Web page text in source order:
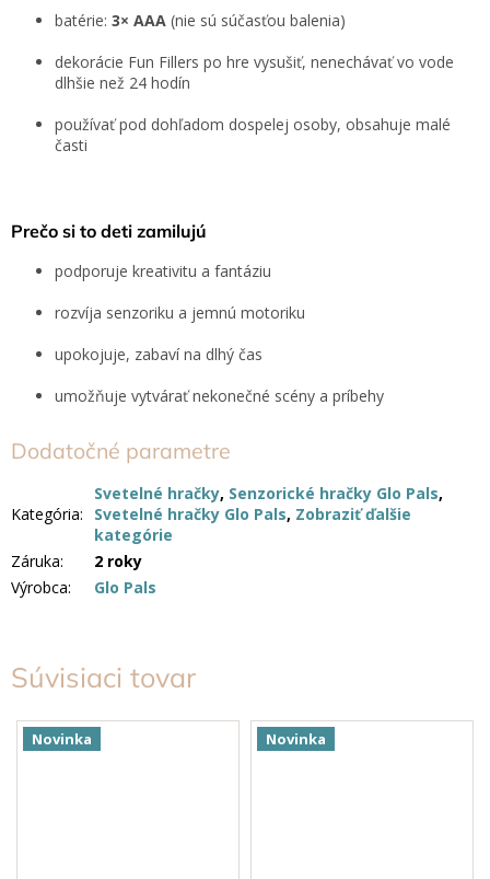
Súvisiaci tovar
Novinka Novinka
batérie: 3× AAA (nie sú súčasťou balenia)
dekorácie Fun Fillers po hre vysušiť, nenechávať vo vode
dlhšie než 24 hodín
používať pod dohľadom dospelej osoby, obsahuje malé
časti
Prečo si to deti zamilujú
podporuje kreativitu a fantáziu
rozvíja senzoriku a jemnú motoriku
upokojuje, zabaví na dlhý čas
umožňuje vytvárať nekonečné scény a príbehy
Dodatočné parametre
Kategória:
Svetelné hračky, Senzorické hračky Glo Pals,
Svetelné hračky Glo Pals, Zobraziť ďalšie
kategórie
Záruka:
2 roky
Výrobca: Glo Pals